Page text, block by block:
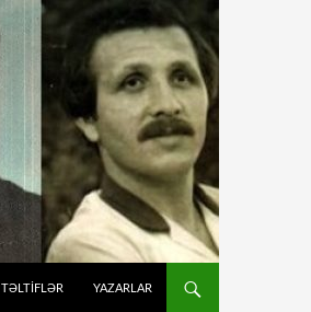
TƏLTİFLƏR YAZARLAR